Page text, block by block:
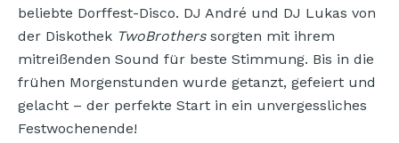
beliebte Dorffest-Disco. DJ André und DJ Lukas von
der Diskothek TwoBrotherssorgten mit ihrem
mitreißenden Sound für beste Stimmung. Bis in die
frühen Morgenstunden wurde getanzt, gefeiert und
gelacht – der perfekte Start in ein unvergessliches
Festwochenende!